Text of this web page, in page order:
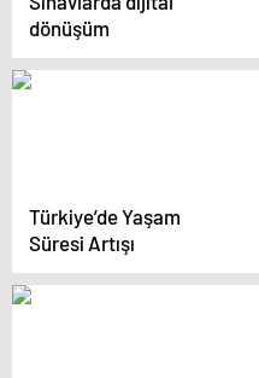
dönüşüm
Türkiye’de Yaşam
Süresi Artışı